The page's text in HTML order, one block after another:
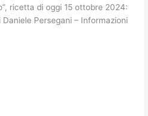
ricetta di oggi 15 ottobre 2024:
Persegani – Informazioni